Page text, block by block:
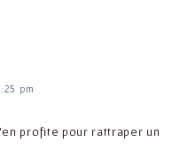
pm
profite pour rattraper un